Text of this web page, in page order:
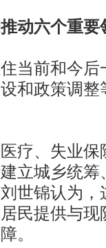
动六个重要
前和今后
和政策调整
、失业保
立城乡统
世锦认为，
民提供与现
。